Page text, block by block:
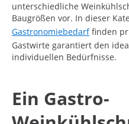
unterschiedliche
Baugrößen vor. In dieser
Gastronomiebedarffinden
Gastwirte garantiert den
individuellen Bedürfnisse.
Ein Gastro-